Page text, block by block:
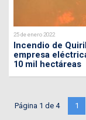
25 de enero 2022
Incendio de
empresa
10 mil hectáreas
Página 1 de 4 1